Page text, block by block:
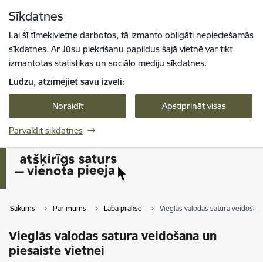
Sīkdatnes
Lai šī tīmekļvietne darbotos, tā izmanto obligāti nepieciešamās
sīkdatnes. Ar Jūsu piekrišanu papildus šajā vietnē var tikt
izmantotas statistikas un sociālo mediju sīkdatnes.
Lūdzu, atzīmējiet savu izvēli:
Noraidīt Apstiprināt visas
Pārvaldīt sīkdatnes
Sākums Par mums Labā prakse Vieglās valodas satura
Vieglās valodas satura veidošana un
piesaiste vietnei